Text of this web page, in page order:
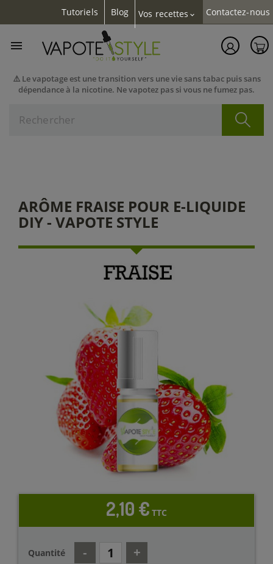
Tutoriels Blog Vos recettes expand_more Contactez-nous
⚠️ Le vapotage est une transition vers une vie sans tabac puis sans
dépendance à la nicotine. Ne vapotez pas si vous ne fumez pas.

ARÔME FRAISE POUR E-LIQUIDE
DIY - VAPOTE STYLE
2,10 € TTC
Quantité